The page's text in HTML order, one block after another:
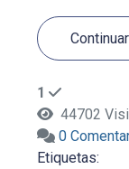
1
44702
0
Etiquetas: